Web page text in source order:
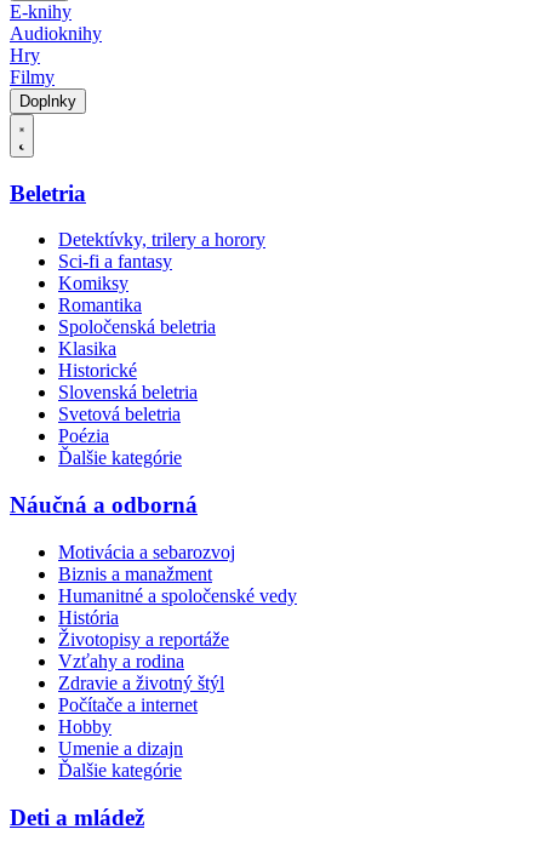
E-knihy
Audioknihy
Hry
Filmy
Doplnky
Beletria
Detektívky, trilery a horory
Sci-fi a fantasy
Komiksy
Romantika
Spoločenská beletria
Klasika
Historické
Slovenská beletria
Svetová beletria
Poézia
Ďalšie kategórie
Náučná a odborná
Motivácia a sebarozvoj
Biznis a manažment
Humanitné a spoločenské vedy
História
Životopisy a reportáže
Vzťahy a rodina
Zdravie a životný štýl
Počítače a internet
Hobby
Umenie a dizajn
Ďalšie kategórie
Deti a mládež